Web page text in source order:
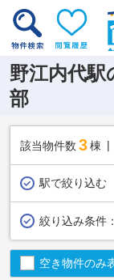
野江内代駅
部
該当物件数 3棟
駅で絞り込む
絞り込み条件：
空き物件のみ